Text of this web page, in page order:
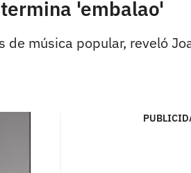
'embalao'
de música popular, reveló